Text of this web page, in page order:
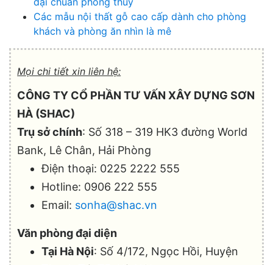
Các mẫu nội thất gỗ cao cấp dành cho phòng
khách và phòng ăn nhìn là mê
Mọi chi tiết xin liên hệ:
CÔNG TY CỔ PHẦN TƯ VẤN XÂY DỰNG SƠN
HÀ (SHAC)
Trụ sở chính: Số 318 – 319 HK3 đường World
Bank, Lê Chân, Hải Phòng
Điện thoại: 0225 2222 555
Hotline: 0906 222 555
Email: sonha@shac.vn
Văn phòng đại diện
Tại Hà Nội: Số 4/172, Ngọc Hồi, Huyện